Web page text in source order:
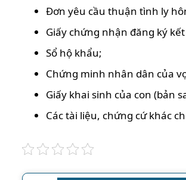
Đơn yêu cầu thuận tình ly
Giấy chứng nhận đăng ký
Sổ hộ khẩu;
Chứng minh nhân dân của
Giấy khai sinh của con (bản
Các tài liệu, chứng cứ khác